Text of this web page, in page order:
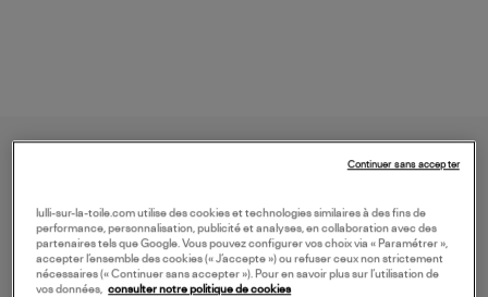
LIVRAISON GRATUITE
à partir de 150 € d'achat*
lulli-sur-la-toile.com utilise des cookies et technologies similaires à des fins de
performance, personnalisation, publicité et analyses, en collaboration avec des
partenaires tels que Google. Vous pouvez configurer vos choix via « Paramétrer »,
accepter l’ensemble des cookies (« J’accepte ») ou refuser ceux non strictement
nécessaires (« Continuer sans accepter »). Pour en savoir plus sur l’utilisation de
vos données, consulter notre politique de cookies
Continuer sans accepter